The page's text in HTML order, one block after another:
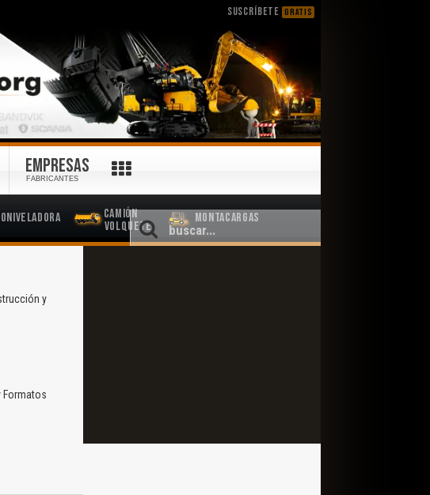
SUSCRÍBETE GRATIS
Camión
Volquete
Montacargas
EMPRESAS
FABRICANTES
y
Formatos